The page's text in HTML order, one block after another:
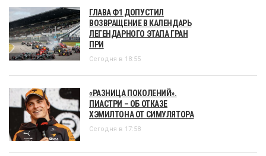
ГЛАВА Ф1 ДОПУСТИЛ
ВОЗВРАЩЕНИЕ В КАЛЕНДАРЬ
ЛЕГЕНДАРНОГО ЭТАПА ГРАН
ПРИ
Сегодня в 18:55
«РАЗНИЦА ПОКОЛЕНИЙ».
ПИАСТРИ – ОБ ОТКАЗЕ
ХЭМИЛТОНА ОТ СИМУЛЯТОРА
Сегодня в 17:58